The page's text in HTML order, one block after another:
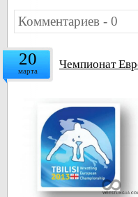
Комментариев - 0
20
марта Чемпионат